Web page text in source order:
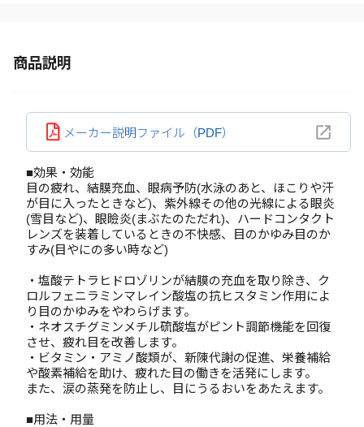
商品説明
メーカー説明ファイル（PDF）
■効果・効能
目の疲れ、結膜充血、眼病予防(水泳のあと、ほこりや汗
が目に入ったときなど)、紫外線その他の光線による眼炎
(雪目など)、眼瞼炎(まぶたのただれ)、ハードコンタクト
レンズを装着しているときの不快感、目のかゆみ目のか
すみ(目やにの多い時など)
・塩酸テトラヒドロゾリンが結膜の充血を取り除き、ク
ロルフェニラミンマレイン酸塩の抗ヒスタミン作用によ
り目のかゆみをやわらげます。
・ネオスチグミンメチル硫酸塩がピント調節機能を回復
させ、疲れ目を改善します。
・ビタミン・アミノ酸類が、新陳代謝の促進、栄養補給
や酸素補給を助け、疲れた目の働きを活発にします。
また、涙の蒸発を防止し、目にうるおいをあたえます。
■用法・用量